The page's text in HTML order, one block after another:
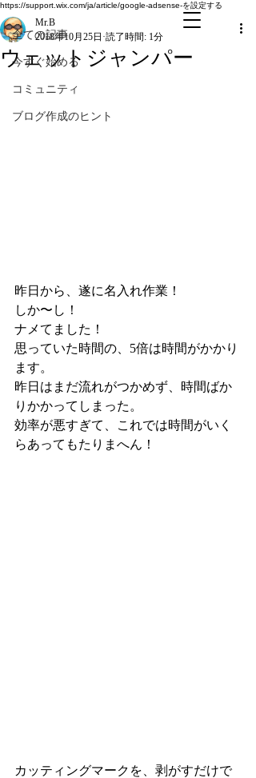
https://support.wix.com/ja/article/google-adsense-を設定する
全ての記事
今すぐ始める
コミュニティ
ブログ作成のヒント
ウェットジャンパー
Mr.B
2018年10月25日 読了時間: 1分
昨日から、遂に名入れ作業！
しか〜し！
ナメてました！
思っていた時間の、5倍は時間がかかり
ます。
昨日はまだ流れがつかめず、時間ばか
りかかってしまった。
効率が悪すぎて、これでは時間がいく
らあってもたりまへん！
カッティングマークを、剥がすだけで